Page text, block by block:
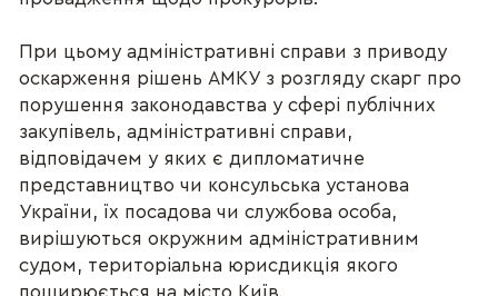
При цьому адміністративні справи з приводу
оскарження рішень АМКУ з розгляду скарг про
порушення законодавства у сфері публічних
закупівель, адміністративні справи,
відповідачем у яких є дипломатичне
представництво чи консульська установа
України, їх посадова чи службова особа,
вирішуються окружним адміністративним
судом, територіальна юрисдикція якого